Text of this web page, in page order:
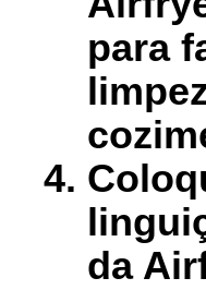
para
da